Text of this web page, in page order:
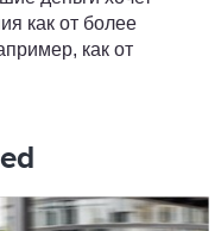
как от более
как от